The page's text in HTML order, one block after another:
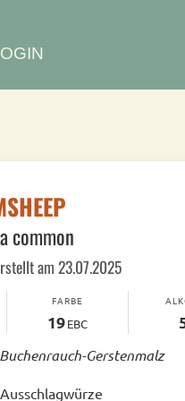
common
am 23.07.2025
FARBE
19EBC
Gerstenmalz
Ausschlagwürze